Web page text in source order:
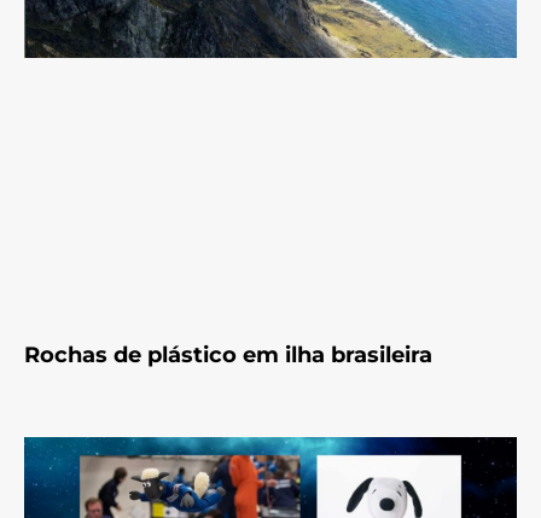
Rochas de plástico em ilha brasileira